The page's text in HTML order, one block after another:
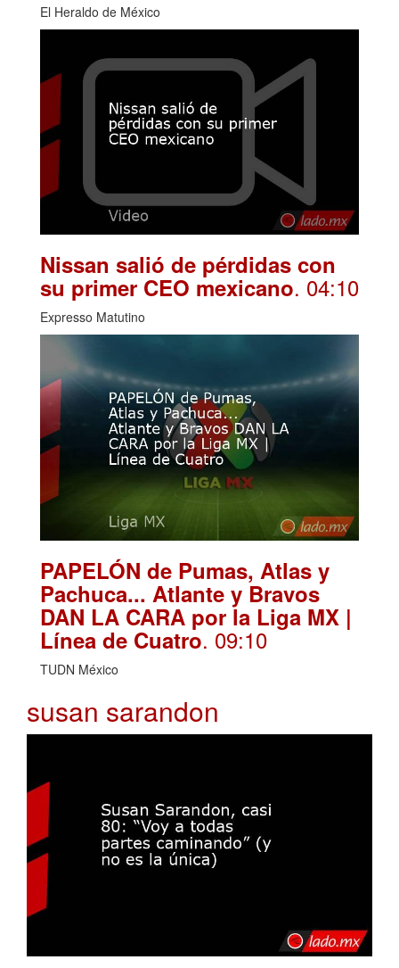
El Heraldo de México
Nissan salió de pérdidas con
su primer CEO mexicano. 04:10
Expresso Matutino
PAPELÓN de Pumas, Atlas y
Pachuca... Atlante y Bravos
DAN LA CARA por la Liga MX |
Línea de Cuatro. 09:10
TUDN México
susan sarandon